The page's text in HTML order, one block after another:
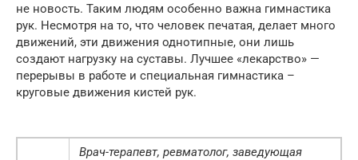
не новость. Таким людям особенно важна гимнастика
рук. Несмотря на то, что человек печатая, делает много
движений, эти движения однотипные, они лишь
создают нагрузку на суставы. Лучшее «лекарство» —
перерывы в работе и специальная гимнастика –
круговые движения кистей рук.
Врач-терапевт, ревматолог, заведующая